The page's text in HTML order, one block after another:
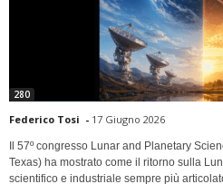
280
Federico Tosi - 17 Giugno 2026
Il 57º congresso Lunar and Planetary
Texas) ha mostrato come il ritorno sulla
scientifico e industriale sempre più